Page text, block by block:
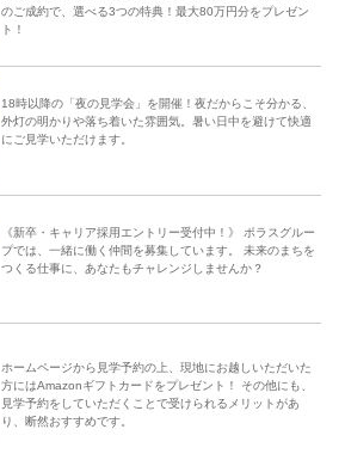
のご成約で、選べる3つの特典！最大80万円分をプレゼン
ト！
18時以降の「夜の見学会」を開催！夜だからこそ分かる、
外灯の明かりや落ち着いた雰囲気。暑い日中を避けて快適
にご見学いただけます。
《新卒・キャリア採用エントリー受付中！》 ポラスグルー
プでは、一緒に働く仲間を募集しています。 未来のまちを
つくる仕事に、あなたもチャレンジしませんか？
ホームページから見学予約の上、現地にお越しいただいた
方にはAmazonギフトカードをプレゼント！ その他にも、
見学予約をしていただくことで受けられるメリットがあ
り、断然おすすめです。